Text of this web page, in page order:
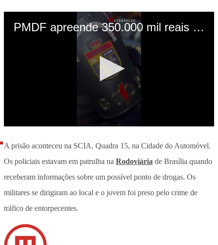
A prisão aconteceu na SCIA, Quadra 15, na Cidade do Automóvel.
Os policiais estavam em patrulha na Rodoviária de Brasília quando
receberam informações sobre um possível ponto de drogas. Os
militares se dirigiram ao local e o jovem foi preso pelo crime de
tráfico de entorpecentes.